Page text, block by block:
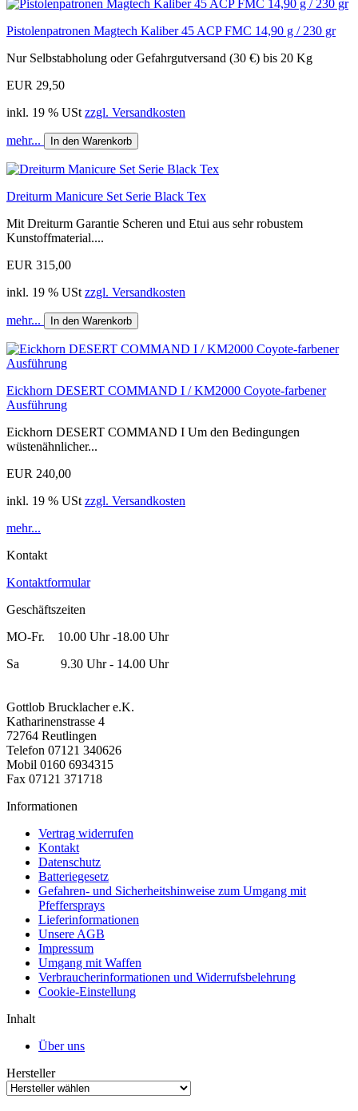
Pistolenpatronen Magtech Kaliber 45 ACP FMC 14,90 g / 230 gr
Nur Selbstabholung oder Gefahrgutversand (30 €) bis 20 Kg
EUR 29,50
inkl. 19 % USt zzgl. Versandkosten
mehr... In den Warenkorb
Dreiturm Manicure Set Serie Black Tex
Mit Dreiturm Garantie Scheren und Etui aus sehr robustem
Kunstoffmaterial....
EUR 315,00
inkl. 19 % USt zzgl. Versandkosten
mehr... In den Warenkorb
Eickhorn DESERT COMMAND I / KM2000 Coyote-farbener
Ausführung
Eickhorn DESERT COMMAND I Um den Bedingungen
wüstenähnlicher...
EUR 240,00
inkl. 19 % USt zzgl. Versandkosten
mehr...
Kontakt
Kontaktformular
Geschäftszeiten
MO-Fr. 10.00 Uhr -18.00 Uhr
Sa 9.30 Uhr - 14.00 Uhr
Gottlob Brucklacher e.K.
Katharinenstrasse 4
72764 Reutlingen
Telefon 07121 340626
Mobil 0160 6934315
Fax 07121 371718
Informationen
Vertrag widerrufen
Kontakt
Datenschutz
Batteriegesetz
Gefahren- und Sicherheitshinweise zum Umgang mit
Pfeffersprays
Lieferinformationen
Unsere AGB
Impressum
Umgang mit Waffen
Verbraucherinformationen und Widerrufsbelehrung
Cookie-Einstellung
Inhalt
Über uns
Hersteller